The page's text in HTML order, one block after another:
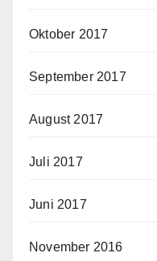
Oktober 2017
September 2017
August 2017
Juli 2017
Juni 2017
November 2016